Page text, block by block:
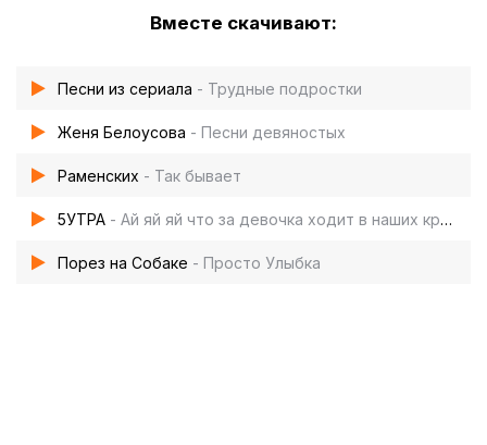
Вместе скачивают:
Песни из сериала - Трудные подростки
Женя Белоусова - Песни девяностых
Раменских - Так бывает
5УТРА - Ай яй яй что за девочка ходит в наших краях
Порез на Собаке - Просто Улыбка